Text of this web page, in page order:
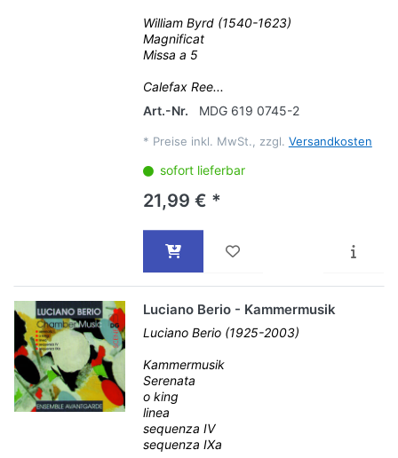
William Byrd (1540-1623)
Magnificat
Missa a 5
Calefax Ree...
Art.-Nr.
MDG 619 0745-2
* Preise inkl. MwSt., zzgl. Versandkosten
sofort lieferbar
21,99 € *
Luciano Berio - Kammermusik
Luciano Berio (1925-2003)
Kammermusik
Serenata
o king
linea
sequenza IV
sequenza IXa